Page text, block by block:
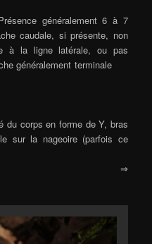
généralement 6 à 7
caudale, si présente, non
à la ligne latérale, ou pas
généralement terminale
du corps en forme de Y, bras
sur la nageoire (parfois ce
valable)